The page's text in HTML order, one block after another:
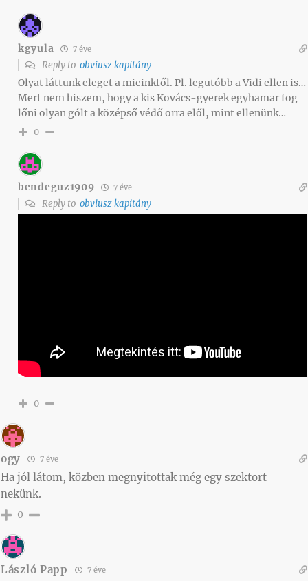
kgyula 7 éve
Reply to obviusz kapitány
Olyat láttunk eleget a mieinktől. Pl. legutóbb a Vidi ellen is…
Mert nem hiszem, hogy a kis Kovács-gyerek egyhamar fog
lőni olyan gólt a középső védő orra elől, mint ellenünk…
0
bendeguz1909 7 éve
Reply to obviusz kapitány
0
ogy 7 éve
Ha jól látom, közben megnyitottak még egy szektort
nekünk.
0
László Papp 7 éve